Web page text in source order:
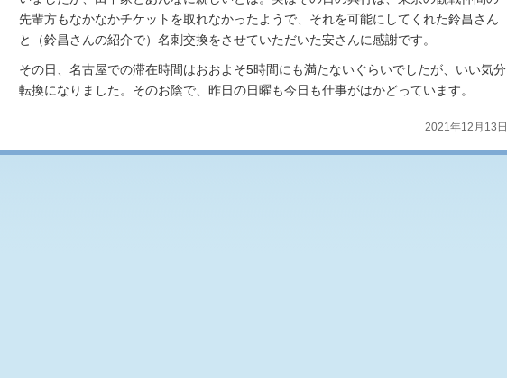
先輩方もなかなかチケットを取れなかったようで、それを可能にしてくれた鈴昌さん
と（鈴昌さんの紹介で）名刺交換をさせていただいた安さんに感謝です。
その日、名古屋での滞在時間はおおよそ5時間にも満たないぐらいでしたが、いい気分
転換になりました。そのお陰で、昨日の日曜も今日も仕事がはかどっています。
2021年12月13日